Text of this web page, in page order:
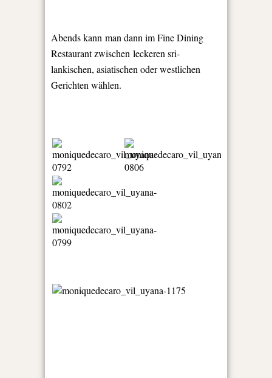
Abends kann man dann im Fine Dining
Restaurant zwischen leckeren sri-
lankischen, asiatischen oder westlichen
Gerichten wählen.